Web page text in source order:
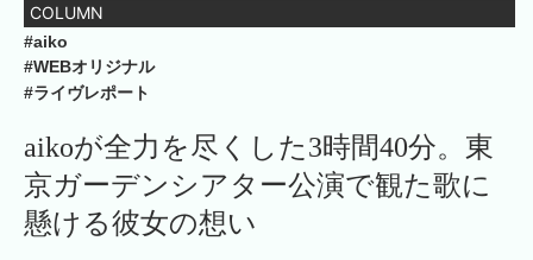
COLUMN
#aiko
#WEBオリジナル
#ライヴレポート
aikoが全力を尽くした3時間40分。東
京ガーデンシアター公演で観た歌に
懸ける彼女の想い